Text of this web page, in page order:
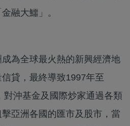
融大鱷」。
成為全球最火熱的新興經濟地
貸，最終導致1997年至
對沖基金及國際炒家通過各類
亞洲各國的匯市及股市，當